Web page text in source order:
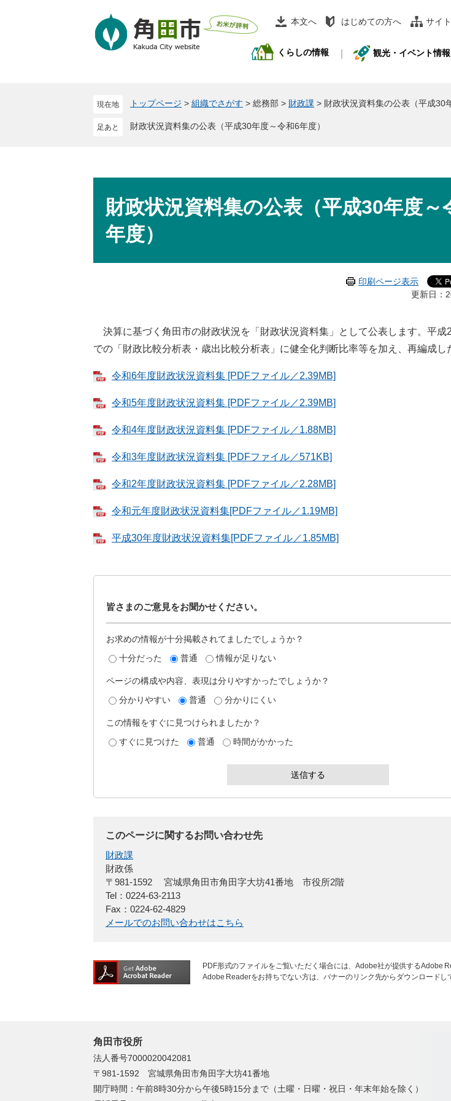
本文へ はじめての方へ サイ
くらしの情報 観光・イベント情報
現在地 トップページ > 組織でさがす > 総務部 > 財政課 > 財政状況資料集の公表（平成30
財政状況資料集の公表（平成30年度～令和6年度）
財政状況資料集の公表（平成30年度～
年度）
印刷ページ表示
更新日：
決算に基づく角田市の財政状況を「財政状況資料集」として公表します。平成
での「財政比較分析表・歳出比較分析表」に健全化判断比率等を加え、再編成し
令和6年度財政状況資料集 [PDFファイル／2.39MB]
令和5年度財政状況資料集 [PDFファイル／2.39MB]
令和4年度財政状況資料集 [PDFファイル／1.88MB]
令和3年度財政状況資料集 [PDFファイル／571KB]
令和2年度財政状況資料集 [PDFファイル／2.28MB]
令和元年度財政状況資料集[PDFファイル／1.19MB]
平成30年度財政状況資料集[PDFファイル／1.85MB]
皆さまのご意見をお聞かせください。
お求めの情報が十分掲載されてましたでしょうか？
十分だった
普通 情報が足りない
ページの構成や内容、表現は分りやすかったでしょうか？
分かりやすい
普通 分かりにくい
この情報をすぐに見つけられましたか？
すぐに見つけた
普通 時間がかかった
このページに関するお問い合わせ先
財政課
財政係
〒981-1592
宮城県角田市角田字大坊41番地 市役所2階
Tel：0224-63-2113
Fax：0224-62-4829
メールでのお問い合わせはこちら
PDF形式のファイルをご覧いただく場合には、Adobe社が提供するAdobe
Adobe Readerをお持ちでない方は、バナーのリンク先からダウンロードし
角田市役所
法人番号7000020042081
〒981-1592 宮城県角田市角田字大坊41番地
開庁時間：午前8時30分から午後5時15分まで（土曜・日曜・祝日・年末年始を除く）